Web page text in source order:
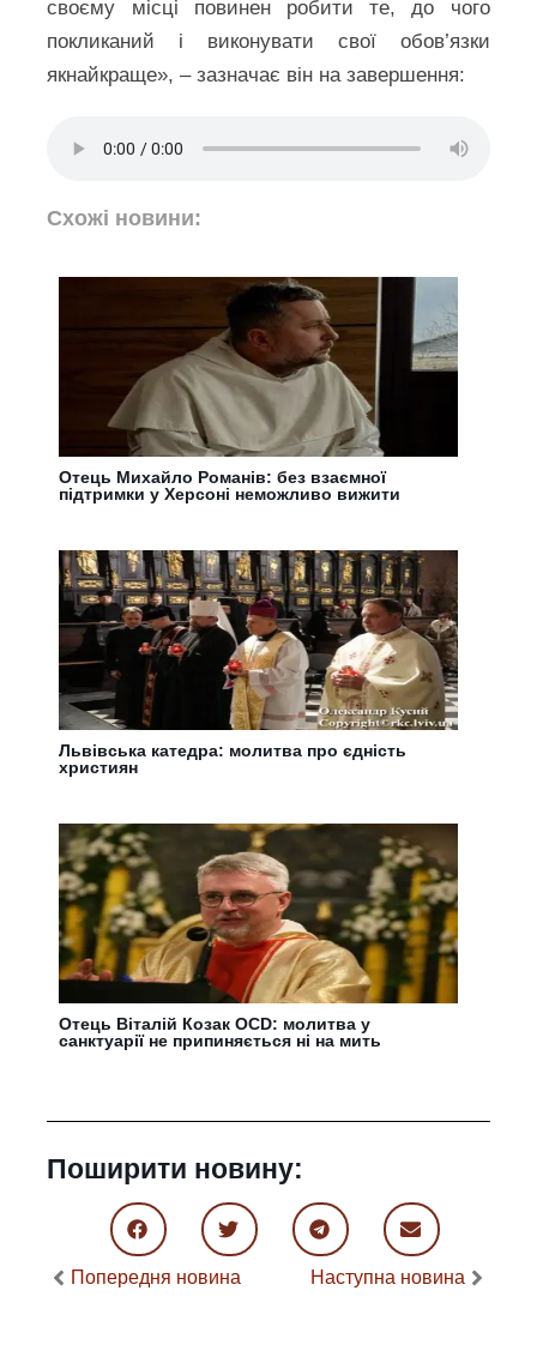
своєму місці повинен робити те, до чого
покликаний і виконувати свої обов’язки
якнайкраще», – зазначає він на завершення:
Схожі новини:
Отець Михайло Романів: без взаємної
підтримки у Херсоні неможливо вижити
Львівська катедра: молитва про єдність
християн
Отець Віталій Козак OCD: молитва у
санктуарії не припиняється ні на мить
Поширити новину:
Попередня новина Наступна новина